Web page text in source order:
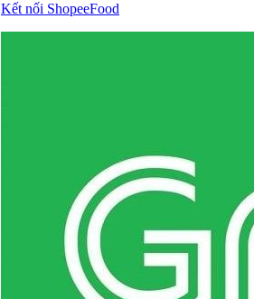
Kết nối ShopeeFood